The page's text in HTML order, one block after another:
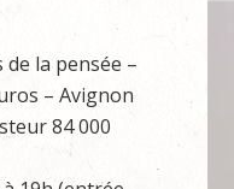
de la pensée –
– Avignon
84 000